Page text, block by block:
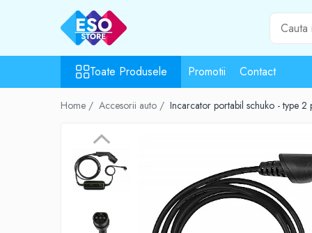
Toate Produsele
Toate Categoriile
Surse de incarcare
Toate Produsele Promotii Contact
Home / Accesorii auto / Incarcator portabil schuko - type